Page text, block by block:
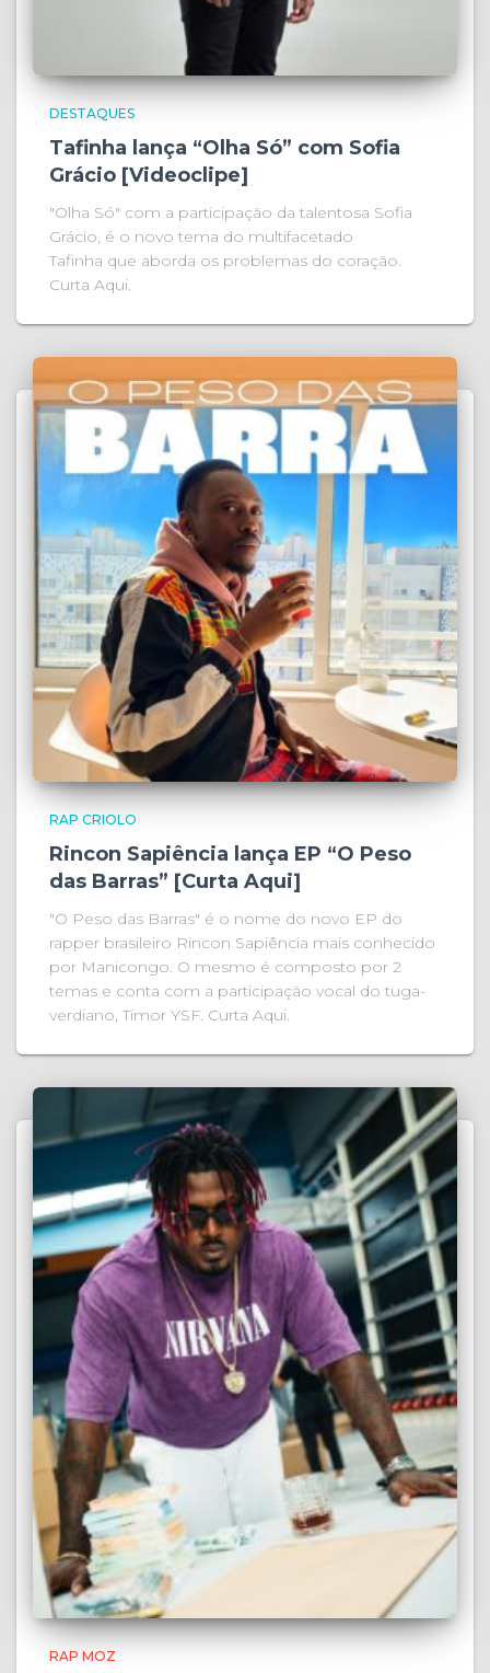
DESTAQUES
Tafinha lança “Olha Só” com Sofia
Grácio [Videoclipe]
"Olha Só" com a participação da talentosa Sofia
Grácio, é o novo tema do multifacetado
Tafinha que aborda os problemas do coração.
Curta Aqui.
RAP CRIOLO
Rincon Sapiência lança EP “O Peso
das Barras” [Curta Aqui]
"O Peso das Barras" é o nome do novo EP do
rapper brasileiro Rincon Sapiência mais conhecido
por Manicongo. O mesmo é composto por 2
temas e conta com a participação vocal do tuga-
verdiano, Timor YSF. Curta Aqui.
RAP MOZ